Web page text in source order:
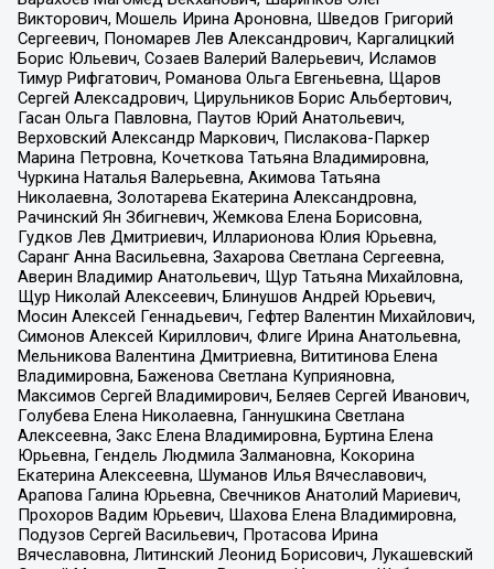
Викторович, Мошель Ирина Ароновна, Шведов Григорий
Сергеевич, Пономарев Лев Александрович, Каргалицкий
Борис Юльевич, Созаев Валерий Валерьевич, Исламов
Тимур Рифгатович, Романова Ольга Евгеньевна, Щаров
Сергей Алексадрович, Цирульников Борис Альбертович,
Гасан Ольга Павловна, Паутов Юрий Анатольевич,
Верховский Александр Маркович, Пислакова-Паркер
Марина Петровна, Кочеткова Татьяна Владимировна,
Чуркина Наталья Валерьевна, Акимова Татьяна
Николаевна, Золотарева Екатерина Александровна,
Рачинский Ян Збигневич, Жемкова Елена Борисовна,
Гудков Лев Дмитриевич, Илларионова Юлия Юрьевна,
Саранг Анна Васильевна, Захарова Светлана Сергеевна,
Аверин Владимир Анатольевич, Щур Татьяна Михайловна,
Щур Николай Алексеевич, Блинушов Андрей Юрьевич,
Мосин Алексей Геннадьевич, Гефтер Валентин Михайлович,
Симонов Алексей Кириллович, Флиге Ирина Анатольевна,
Мельникова Валентина Дмитриевна, Вититинова Елена
Владимировна, Баженова Светлана Куприяновна,
Максимов Сергей Владимирович, Беляев Сергей Иванович,
Голубева Елена Николаевна, Ганнушкина Светлана
Алексеевна, Закс Елена Владимировна, Буртина Елена
Юрьевна, Гендель Людмила Залмановна, Кокорина
Екатерина Алексеевна, Шуманов Илья Вячеславович,
Арапова Галина Юрьевна, Свечников Анатолий Мариевич,
Прохоров Вадим Юрьевич, Шахова Елена Владимировна,
Подузов Сергей Васильевич, Протасова Ирина
Вячеславовна, Литинский Леонид Борисович, Лукашевский